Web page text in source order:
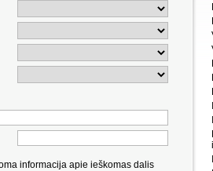
informacija apie ieškomas dalis